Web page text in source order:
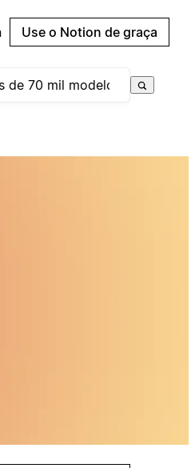
Use o Notion de graça